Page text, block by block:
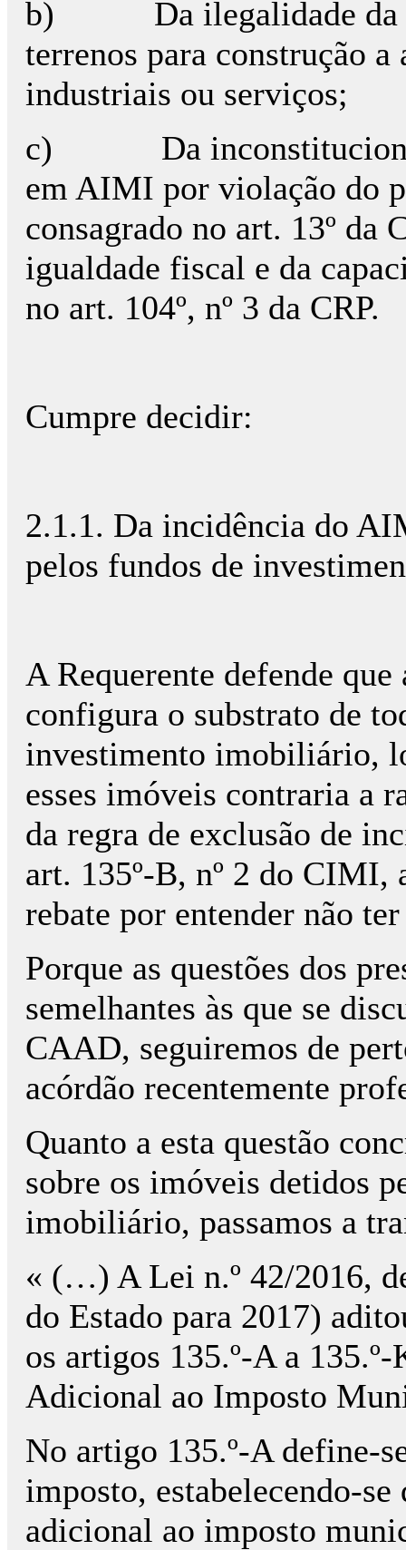
b)
Da ilegalidade
terrenos para construção
industriais ou serviços;
c)
Da
em AIMI por violação do
consagrado no art. 13º da
igualdade fiscal e da
no art. 104º, nº 3 da CRP.
Cumpre decidir:
2.1.1. Da incidência do
pelos fundos de
A Requerente defende
configura o substrato de
investimento imobiliário,
esses imóveis contraria a
da regra de exclusão de
art. 135º-B, nº 2 do CIMI,
rebate por entender não
Porque as questões dos
semelhantes às que se
CAAD, seguiremos de
acórdão recentemente
Quanto a esta questão
sobre os imóveis detidos
imobiliário, passamos a
« (…) A Lei n.º 42/2016,
do Estado para 2017)
os artigos 135.º-A a
Adicional ao Imposto
No artigo 135.º-A define-
imposto, estabelecendo-
adicional ao imposto